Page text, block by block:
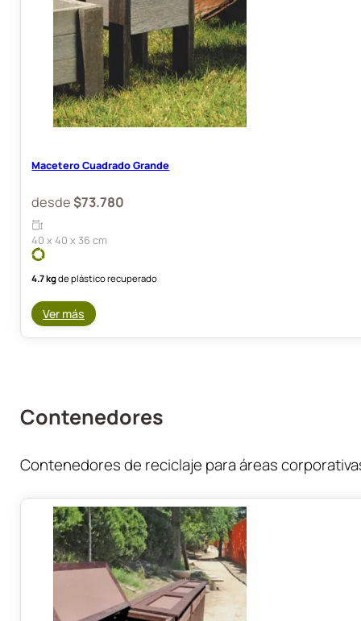
Macetero Cuadrado Grande
desde$73.780
40 x 40 x 36 cm
4.7 kgde plástico recuperado
Ver más
Contenedores
Contenedores de reciclaje para áreas